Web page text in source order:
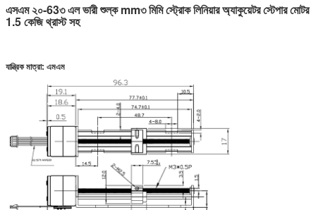
এসএম ২০-63৩ এল ভারী শুল্ক mm৩ মিমি স্ট্রোক লিনিয়ার অ্যাকুয়েটর স্টেপার মোটর
1.5 কেজি থ্রাস্ট সহ
যান্ত্রিক মাত্রা: এমএম